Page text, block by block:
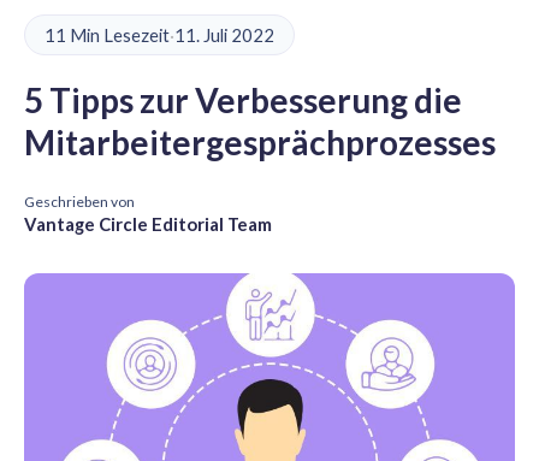
11 Min Lesezeit·11. Juli 2022
5 Tipps zur Verbesserung die
Mitarbeitergesprächprozesses
Geschrieben von
Vantage Circle Editorial Team